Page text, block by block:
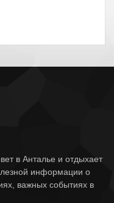
в Анталье и отдыхает
информации о
важных событиях в